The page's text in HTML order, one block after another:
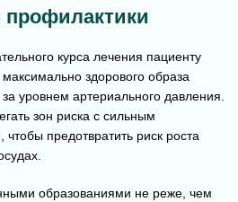
курса лечения пациенту
здорового образа
уровнем артериального давления.
зон риска с сильным
предотвратить риск роста
образованиями не реже, чем